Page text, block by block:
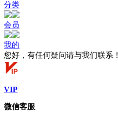
分类
会员
我的
您好，有任何疑问请与我们联系！
VIP
微信客服